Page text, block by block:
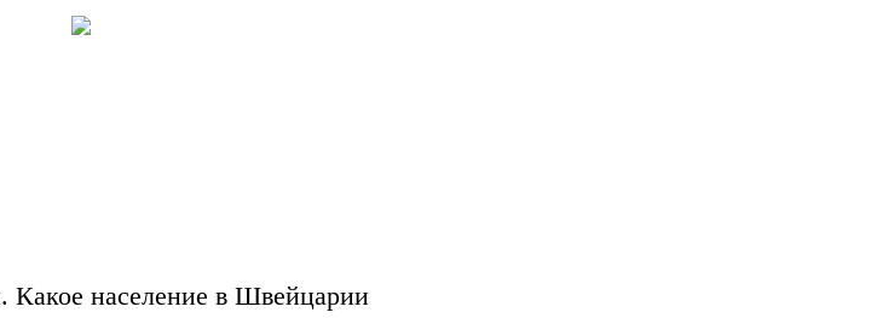
население в Швейцарии